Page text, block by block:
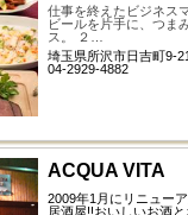
仕事を終えたビジネス
ビールを片手に、つま
ス。 ２…
埼玉県所沢市日吉町9-
04-2929-4882
ACQUA VITA
2009年1月にリニュー
居酒屋!!おいしいお酒